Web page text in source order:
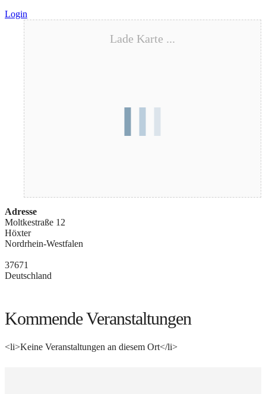
Login
Lade Karte ...
Adresse
Moltkestraße 12
Höxter
Nordrhein-Westfalen
37671
Deutschland
Kommende Veranstaltungen
<li>Keine Veranstaltungen an diesem Ort</li>